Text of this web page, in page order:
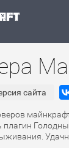
сайта
плагин